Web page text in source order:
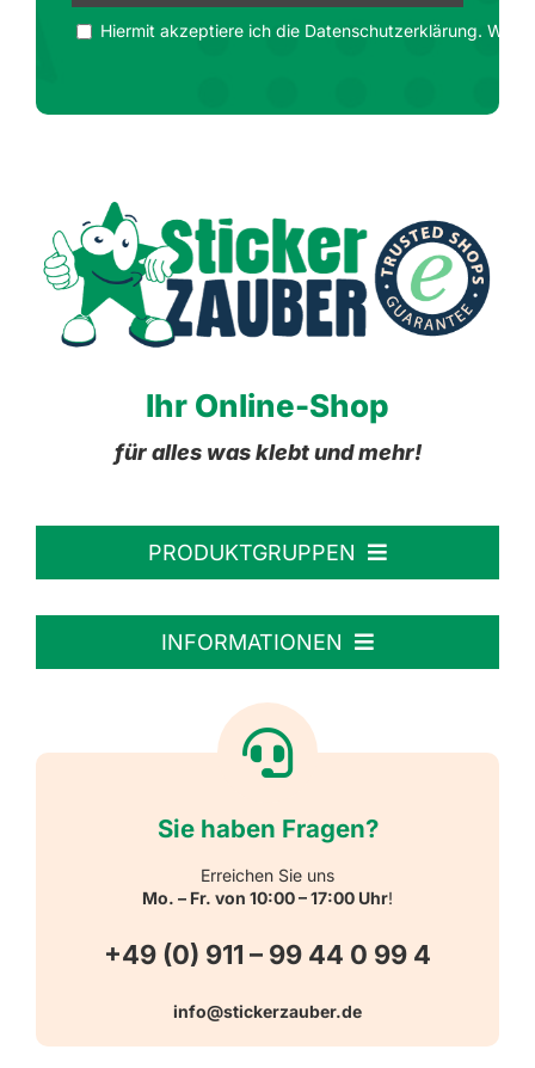
Hiermit akzeptiere ich die Datenschutzerklärung. Wir
Ihr Online-Shop
für alles was klebt und mehr!
PRODUKTGRUPPEN
Personalisierte Aufkleber
Reflektierende Aufkleber
Warn-, Gebots-, Verbots- und
Hinweisaufkleber
INFORMATIONEN
Versandarten
Sie haben Fragen?
Erreichen Sie uns
Mo. – Fr. von 10:00 – 17:00 Uhr!
+49 (0) 911 – 99 44 0 99 4
info@stickerzauber.de